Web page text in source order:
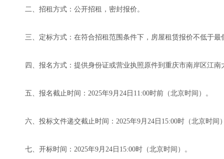
二、招租方式：公开招租，密封报价。
三、定标方式：在符合招租范围条件下，房屋租赁报价不低于
四、报名方式：提供身份证或营业执照原件到重庆市南岸区江南
五、报名截止时间：2025年9月24日11:00时前（北京时间）。
六、投标文件递交截止时间：2025年9月24日15:00时（北京时间
七、开标时间：2025年9月24日15:00时（北京时间）。